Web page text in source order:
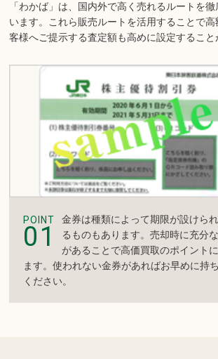
「わかば」は、国内外で高く売れるルートを
います。 これら販売ルートを活用することで
客様へご提示する査定額も高めに設定すること
POINT
01
金券は種類によって期限が設けら
るものもあります。売却時に充分
があることで高価買取のポイント
ます。使われない金券があればお早めに持
ください。